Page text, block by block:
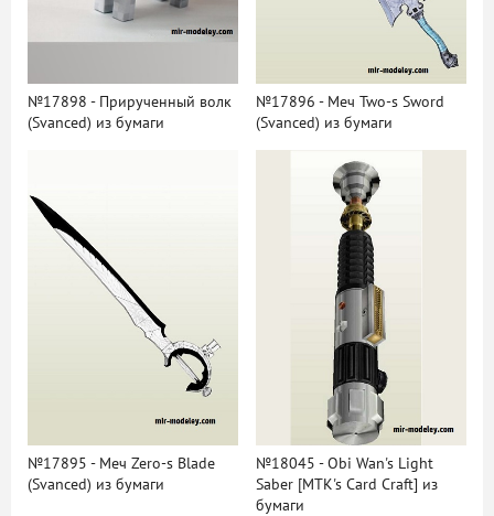
№17898 - Прирученный волк
(Svanced) из бумаги
№17896 - Меч Two-s Sword
(Svanced) из бумаги
№17895 - Меч Zero-s Blade
(Svanced) из бумаги
№18045 - Obi Wan's Light
Saber [MTK's Card Craft] из
бумаги